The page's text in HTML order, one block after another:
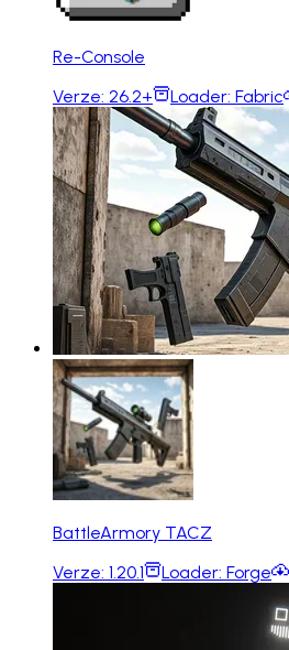
Re-Console
Verze: 26.2+ Loader: Fabric
BattleArmory TACZ
Verze: 1.20.1 Loader: Forge